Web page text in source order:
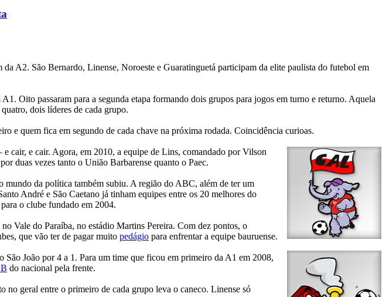
A2. São Bernardo, Linense, Noroeste e Guaratinguetá participam da elite paulista do futebol em
Oito passaram para a segunda etapa formando dois grupos para jogos em turno e returno. Aquela
dois líderes de cada grupo.
e quem fica em segundo de cada chave na próxima rodada. Coincidência curioas.
cair, e cair. Agora, em 2010, a equipe de Lins, comandado por Vilson
duas vezes tanto o União Barbarense quanto o Paec.
da política também subiu. A região do ABC, além de ter um
André e São Caetano já tinham equipes entre os 20 melhores do
o clube fundado em 2004.
Vale do Paraíba, no estádio Martins Pereira. Com dez pontos, o
que vão ter de pagar muito pedágio para enfrentar a equipe bauruense.
João por 4 a 1. Para um time que ficou em primeiro da A1 em 2008,
do nacional pela frente.
no geral entre o primeiro de cada grupo leva o caneco. Linense só